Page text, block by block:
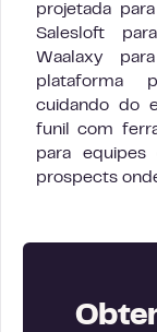
projetada
Salesloft
Waalaxy
plataforma
cuidando do
funil com
para equipes
prospects